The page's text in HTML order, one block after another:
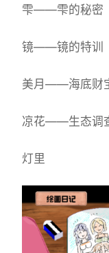
雫——雫的秘密
镜——镜的特训
美月——海底财
凉花——生态调
灯里